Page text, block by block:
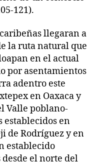
121).
llegaran a
la ruta natural que
en el actual
por asentamientos
adentro este
en Oaxaca y
Valle poblano-
establecidos en
de Rodríguez y en
establecido
el norte del